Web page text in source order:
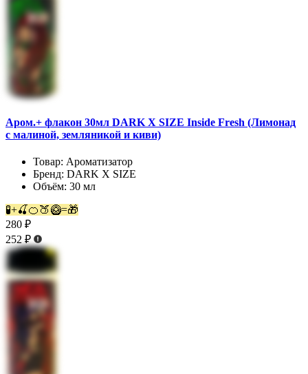
Аром.+ флакон 30мл DARK X SIZE Inside Fresh (Лимонад
с малиной, земляникой и киви)
Товар: Ароматизатор
Бренд: DARK X SIZE
Объём: 30 мл
🧪+🍒🍊🍑🥝=🎁
280 ₽
252 ₽